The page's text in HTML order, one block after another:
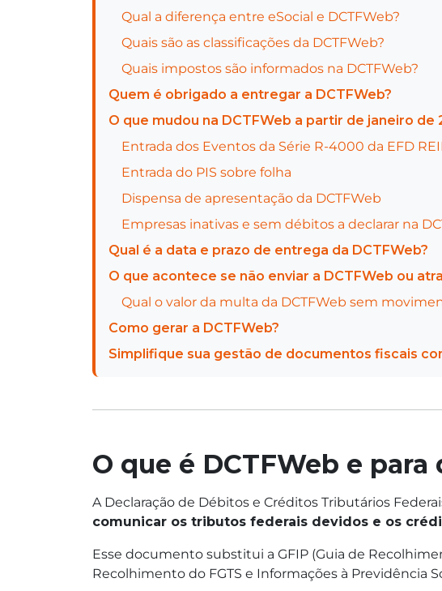
Qual a diferença entre eSocial e DCTFWeb?
Quais são as classificações da DCTFWeb?
Quais impostos são informados na DCTFWeb?
Quem é obrigado a entregar a DCTFWeb?
O que mudou na DCTFWeb a partir de janeiro de
Entrada dos Eventos da Série R-4000 da EFD
Entrada do PIS sobre folha
Dispensa de apresentação da DCTFWeb
Empresas inativas e sem débitos a declarar na
Qual é a data e prazo de entrega da DCTFWeb?
O que acontece se não enviar a DCTFWeb ou
Qual o valor da multa da DCTFWeb sem
Como gerar a DCTFWeb?
Simplifique sua gestão de documentos fiscais
O que é DCTFWeb e para
A Declaração de Débitos e Créditos Tributários
comunicar os tributos federais devidos e os
Esse documento substitui a GFIP (Guia de
Recolhimento do FGTS e Informações à Previdência